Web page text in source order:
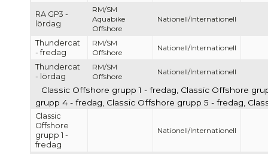
RA GP3 -
lördag
RM/SM
Aquabike
Offshore
Nationell/Internationell
Thundercat
- fredag
RM/SM
Offshore
Nationell/Internationell
Thundercat
- lördag
RM/SM
Offshore
Nationell/Internationell
Classic Offshore grupp 1 - fredag, Classic Offshore
grupp 4 - fredag, Classic Offshore grupp 5 - fredag,
Classic
Offshore
grupp 1 -
fredag
Nationell/Internationell